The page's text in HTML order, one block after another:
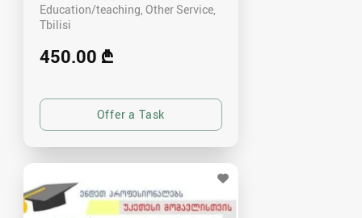
Education/teaching, Other Service
Tbilisi
450.00 ₾